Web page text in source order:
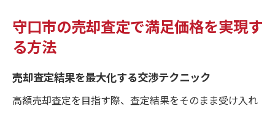
守口市の売却査定で満足価格を実現す
る方法
売却査定結果を最大化する交渉テクニック
高額売却査定を目指す際、査定結果をそのまま受け入れ